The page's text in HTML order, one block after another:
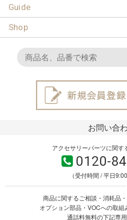
Guide
Shop
お問い合
アクセサリーパーツに関す
0120-
（受付時間 / 平日
商品に関するご相談・消耗品
オプション部品・VOCへの取
通話料無料の下記専